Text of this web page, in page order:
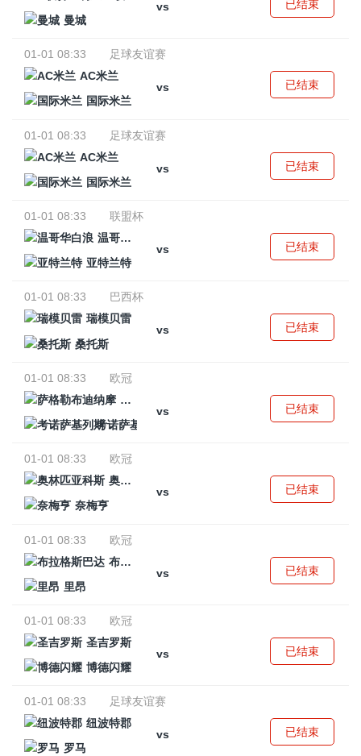
vs
曼城
已结束
01-01 08:33
足球友谊赛
AC米兰
vs
国际米兰
已结束
01-01 08:33
足球友谊赛
AC米兰
vs
国际米兰
已结束
01-01 08:33
联盟杯
温哥华白浪
vs
亚特兰特
已结束
01-01 08:33
巴西杯
瑞模贝雷
vs
桑托斯
已结束
01-01 08:33
欧冠
萨格勒布迪纳摩
vs
考诺萨基列斯
已结束
01-01 08:33
欧冠
奥林匹亚科斯
vs
奈梅亨
已结束
01-01 08:33
欧冠
布拉格斯巴达
vs
里昂
已结束
01-01 08:33
欧冠
圣吉罗斯
vs
博德闪耀
已结束
01-01 08:33
足球友谊赛
纽波特郡
vs
罗马
已结束